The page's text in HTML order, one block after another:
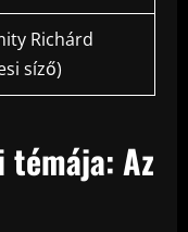
Richárd
síző)
Az